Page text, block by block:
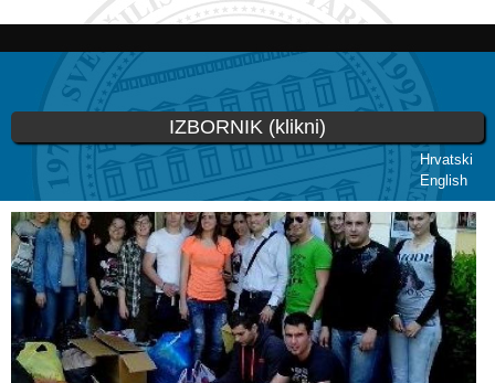
Skoči
glavni
sadržaj
Hrvatski
English
IZBORNIK (klikni)
Vi ste ovdje